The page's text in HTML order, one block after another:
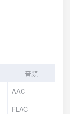
音频
AAC
FLAC